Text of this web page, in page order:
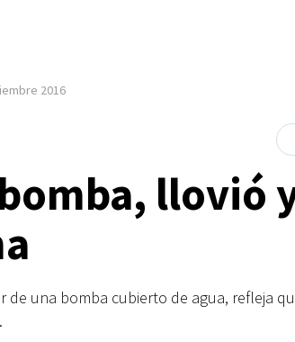
2016
llovió
de una bomba cubierto de agua, refleja